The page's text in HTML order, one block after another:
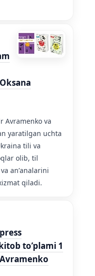
Avramenko va
yaratilgan uchta
tili va
olib, til
anʼanalarini
qiladi.
to’plami 1